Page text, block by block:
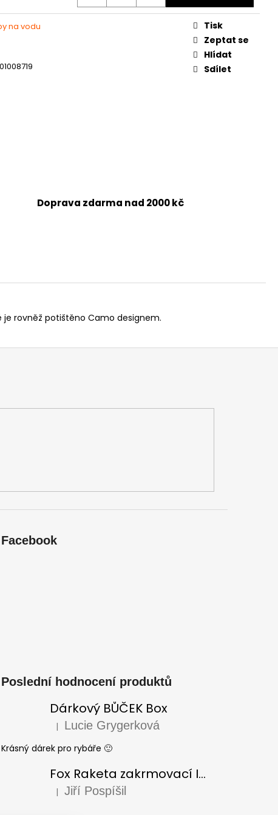
na vodu
Tisk
Zeptat se
Hlídat
Sdílet
Doprava zdarma nad 2000 kč
rovněž potištěno Camo designem.
Facebook
Poslední hodnocení produktů
Dárkový BŮČEK Box
Hodnocení produktu je 5 z 5 hvězdiček.
| Lucie Grygerková
Krásný dárek pro rybáře 🙂
Fox Raketa zakrmovací Impact Spod
Hodnocení produktu je 5 z 5 hvězdiček.
| Jiří Pospíšil